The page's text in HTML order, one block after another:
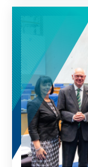
müssen! Die
politischen
daher gern
entwickelten
fort. Mit
wollen wir
Zielgruppen
unser
Demokratie
Konrad-